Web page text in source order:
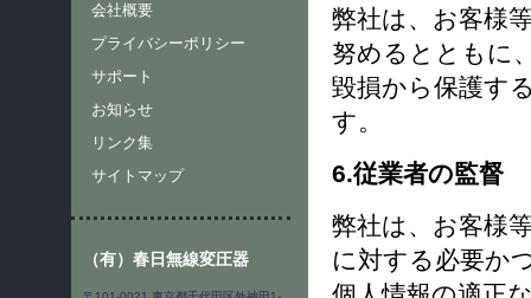
弊社は、お客様
努めるとともに
毀損から保護す
す。
6.従業者の監督
弊社は、お客様
に対する必要か
会社概要
プライバシーポリシー
サポート
お知らせ
リンク集
サイトマップ
（有）春日無線変圧器